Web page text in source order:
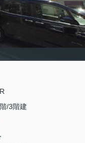
/3階建